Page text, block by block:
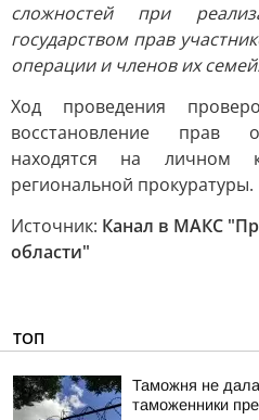
сложностей при
государством прав
операции и членов их
Ход проведения
восстановление прав
находятся на личном
региональной прокуратуры.
Источник: Канал в МАКС
области"
ТОП
Таможня не
таможенники